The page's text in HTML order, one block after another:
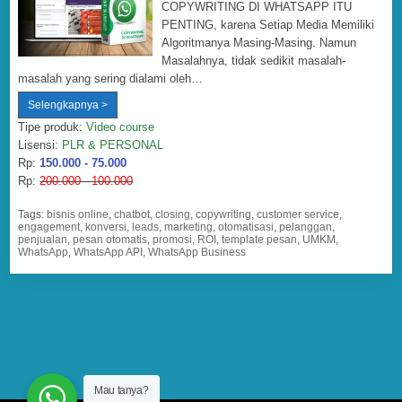
COPYWRITING DI WHATSAPP ITU
PENTING, karena Setiap Media Memiliki
Algoritmanya Masing-Masing. Namun
Masalahnya, tidak sedikit masalah-
masalah yang sering dialami oleh…
Selengkapnya >Copywriting
WhatsApp
Tipe produk:Video course
Lisensi: PLR & PERSONAL
Rp:150.000 - 75.000
Rp:200.000 - 100.000
Tags: bisnis online,chatbot,closing,copywriting,customer service,
engagement, konversi, leads,marketing,otomatisasi,pelanggan,
penjualan,pesan otomatis,promosi, ROI ,template pesan, UMKM ,
WhatsApp,WhatsApp API ,WhatsApp Business
Mau tanya?